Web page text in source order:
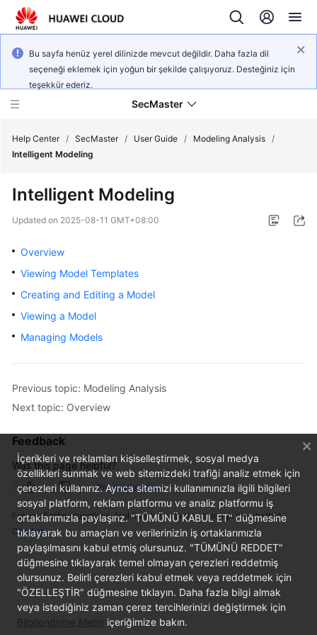
Bu sayfa henüz yerel dilinizde mevcut değildir. Daha fazla dil
seçeneği eklemek için yoğun bir şekilde çalışıyoruz. Desteğiniz için
teşekkür ederiz.
SecMaster
New
Poster
Service
Overview
User
Best
Practices
API
Reference
FAQs
More
Documents
Help Center / SecMaster / User Guide / Modeling Analysis /
Intelligent Modeling
Intelligent Modeling
Updated on 2025-08-11 GMT+08:00
Overview
Viewing Model Templates
Creating and Editing a Model
Viewing a Model
Managing Models
Previous topic: Modeling Analysis
Next topic: Overview
Feedback
Was this page helpful?
Provide feedback
For any further questions, feel free to contact us through the chatbot.
Chatbot
İçerikleri ve reklamları kişiselleştirmek, sosyal medya
özellikleri sunmak ve web sitemizdeki trafiği analiz etmek için
çerezleri kullanırız. Ayrıca sitemizi kullanımınızla ilgili bilgileri
sosyal platform, reklam platformu ve analiz platformu iş
ortaklarımızla paylaşırız. "TÜMÜNÜ KABUL ET" düğmesine
tıklayarak bu amaçları ve verilerinizin iş ortaklarımızla
paylaşılmasını kabul etmiş olursunuz. "TÜMÜNÜ REDDET"
düğmesine tıklayarak temel olmayan çerezleri reddetmiş
olursunuz. Belirli çerezleri kabul etmek veya reddetmek için
"ÖZELLEŞTİR" düğmesine tıklayın. Daha fazla bilgi almak
veya istediğiniz zaman çerez tercihlerinizi değiştirmek için
Bilgilendirme Metni içeriğimize bakın.